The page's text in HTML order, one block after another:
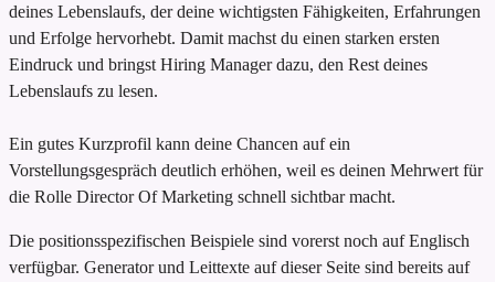
deines Lebenslaufs, der deine wichtigsten Fähigkeiten, Erfahrungen
und Erfolge hervorhebt. Damit machst du einen starken ersten
Eindruck und bringst Hiring Manager dazu, den Rest deines
Lebenslaufs zu lesen.
Ein gutes Kurzprofil kann deine Chancen auf ein
Vorstellungsgespräch deutlich erhöhen, weil es deinen Mehrwert für
die Rolle Director Of Marketing schnell sichtbar macht.
Die positionsspezifischen Beispiele sind vorerst noch auf Englisch
verfügbar. Generator und Leittexte auf dieser Seite sind bereits auf